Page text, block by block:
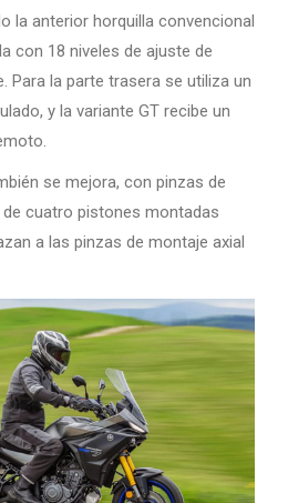
la anterior horquilla convencional
con 18 niveles de ajuste de
Para la parte trasera se utiliza un
y la variante GT recibe un
se mejora, con pinzas de
cuatro pistones montadas
a las pinzas de montaje axial